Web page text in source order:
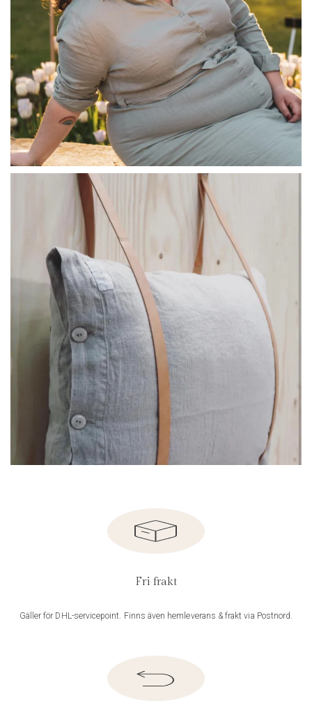
Fri frakt
Gäller för DHL-servicepoint. Finns även hemleverans & frakt via Postnord.